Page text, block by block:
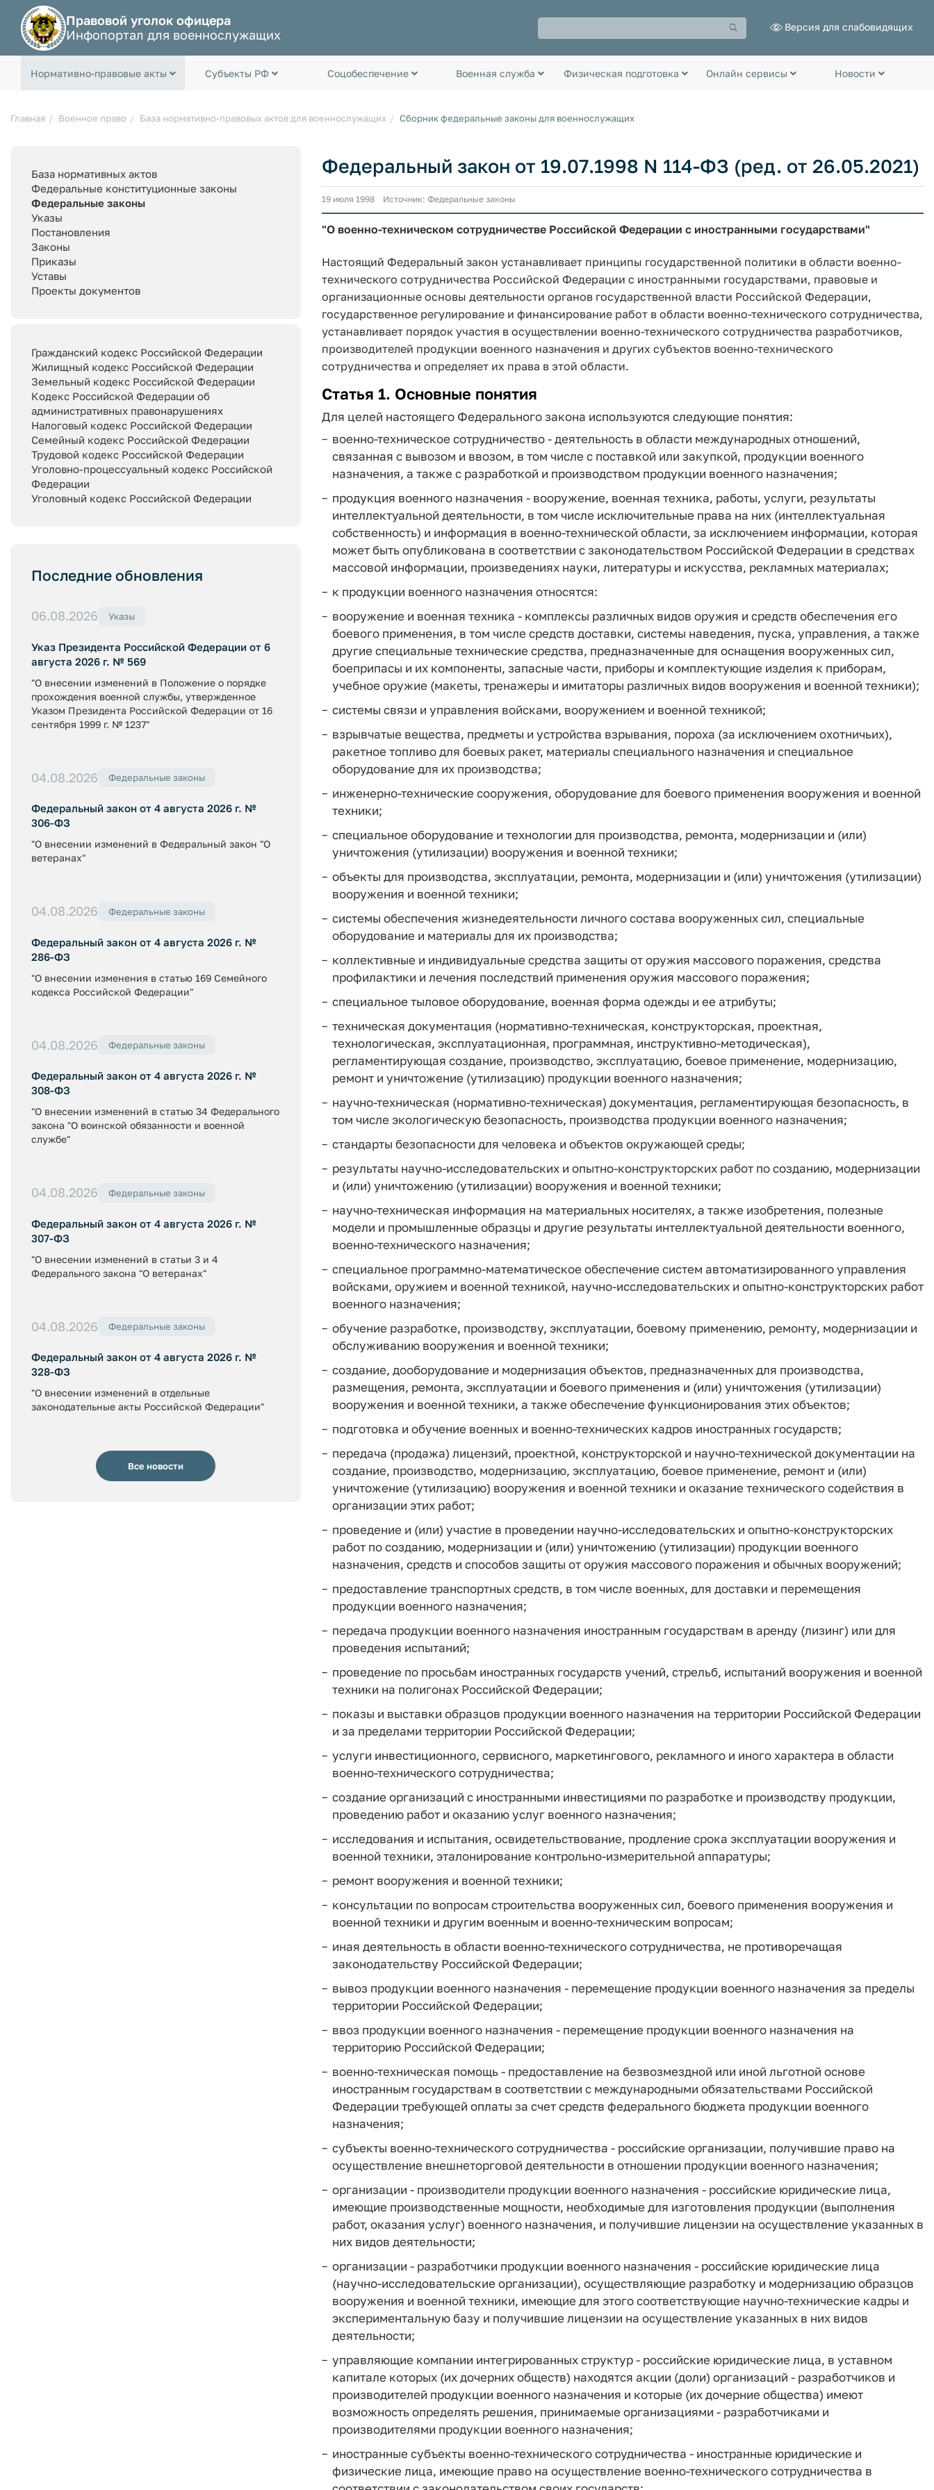
Правовой уголок офицера
Инфопортал для военнослужащих
Версия для слабовидящих
Нормативно-правовые акты Субъекты РФ Соцобеспечение Военная служба Физическая подготовка Онлайн сервисы Новости
Главная Военное право База нормативно-правовых актов для военнослужащих Сборник федеральные законы для военнослужащих
База нормативных актов
Федеральные конституционные законы
Федеральные законы
Указы
Постановления
Законы
Приказы
Уставы
Проекты документов
Гражданский кодекс Российской Федерации
Жилищный кодекс Российской Федерации
Земельный кодекс Российской Федерации
Кодекс Российской Федерации об
административных правонарушениях
Налоговый кодекс Российской Федерации
Семейный кодекс Российской Федерации
Трудовой кодекс Российской Федерации
Уголовно-процессуальный кодекс Российской
Федерации
Уголовный кодекс Российской Федерации
Последние обновления
06.08.2026 Указы
Указ Президента Российской Федерации от 6
августа 2026 г. № 569
"О внесении изменений в Положение о порядке
прохождения военной службы, утвержденное
Указом Президента Российской Федерации от 16
сентября 1999 г. № 1237"
04.08.2026 Федеральные законы
Федеральный закон от 4 августа 2026 г. №
306-ФЗ
"О внесении изменений в Федеральный закон "О
ветеранах"
04.08.2026 Федеральные законы
Федеральный закон от 4 августа 2026 г. №
286-ФЗ
"О внесении изменения в статью 169 Семейного
кодекса Российской Федерации"
04.08.2026 Федеральные законы
Федеральный закон от 4 августа 2026 г. №
308-ФЗ
"О внесении изменений в статью 34 Федерального
закона "О воинской обязанности и военной
службе"
04.08.2026 Федеральные законы
Федеральный закон от 4 августа 2026 г. №
307-ФЗ
"О внесении изменений в статьи 3 и 4
Федерального закона "О ветеранах"
04.08.2026 Федеральные законы
Федеральный закон от 4 августа 2026 г. №
328-ФЗ
"О внесении изменений в отдельные
законодательные акты Российской Федерации"
Все новости
Федеральный закон от 19.07.1998 N 114-ФЗ (ред. от 26.05.2021)
19 июля 1998 Источник: Федеральные законы
"О военно-техническом сотрудничестве Российской Федерации с иностранными государствами"
Настоящий Федеральный закон устанавливает принципы государственной политики в области военно-
технического сотрудничества Российской Федерации с иностранными государствами, правовые и
организационные основы деятельности органов государственной власти Российской Федерации,
государственное регулирование и финансирование работ в области военно-технического сотрудничества,
устанавливает порядок участия в осуществлении военно-технического сотрудничества разработчиков,
производителей продукции военного назначения и других субъектов военно-технического
сотрудничества и определяет их права в этой области.
Статья 1. Основные понятия
Для целей настоящего Федерального закона используются следующие понятия:
военно-техническое сотрудничество - деятельность в области международных отношений,
связанная с вывозом и ввозом, в том числе с поставкой или закупкой, продукции военного
назначения, а также с разработкой и производством продукции военного назначения;
продукция военного назначения - вооружение, военная техника, работы, услуги, результаты
интеллектуальной деятельности, в том числе исключительные права на них (интеллектуальная
собственность) и информация в военно-технической области, за исключением информации, которая
может быть опубликована в соответствии с законодательством Российской Федерации в средствах
массовой информации, произведениях науки, литературы и искусства, рекламных материалах;
к продукции военного назначения относятся:
вооружение и военная техника - комплексы различных видов оружия и средств обеспечения его
боевого применения, в том числе средств доставки, системы наведения, пуска, управления, а также
другие специальные технические средства, предназначенные для оснащения вооруженных сил,
боеприпасы и их компоненты, запасные части, приборы и комплектующие изделия к приборам,
учебное оружие (макеты, тренажеры и имитаторы различных видов вооружения и военной техники);
системы связи и управления войсками, вооружением и военной техникой;
взрывчатые вещества, предметы и устройства взрывания, пороха (за исключением охотничьих),
ракетное топливо для боевых ракет, материалы специального назначения и специальное
оборудование для их производства;
инженерно-технические сооружения, оборудование для боевого применения вооружения и военной
техники;
специальное оборудование и технологии для производства, ремонта, модернизации и (или)
уничтожения (утилизации) вооружения и военной техники;
объекты для производства, эксплуатации, ремонта, модернизации и (или) уничтожения (утилизации)
вооружения и военной техники;
системы обеспечения жизнедеятельности личного состава вооруженных сил, специальные
оборудование и материалы для их производства;
коллективные и индивидуальные средства защиты от оружия массового поражения, средства
профилактики и лечения последствий применения оружия массового поражения;
специальное тыловое оборудование, военная форма одежды и ее атрибуты;
техническая документация (нормативно-техническая, конструкторская, проектная,
технологическая, эксплуатационная, программная, инструктивно-методическая),
регламентирующая создание, производство, эксплуатацию, боевое применение, модернизацию,
ремонт и уничтожение (утилизацию) продукции военного назначения;
научно-техническая (нормативно-техническая) документация, регламентирующая безопасность, в
том числе экологическую безопасность, производства продукции военного назначения;
стандарты безопасности для человека и объектов окружающей среды;
результаты научно-исследовательских и опытно-конструкторских работ по созданию, модернизации
и (или) уничтожению (утилизации) вооружения и военной техники;
научно-техническая информация на материальных носителях, а также изобретения, полезные
модели и промышленные образцы и другие результаты интеллектуальной деятельности военного,
военно-технического назначения;
специальное программно-математическое обеспечение систем автоматизированного управления
войсками, оружием и военной техникой, научно-исследовательских и опытно-конструкторских работ
военного назначения;
обучение разработке, производству, эксплуатации, боевому применению, ремонту, модернизации и
обслуживанию вооружения и военной техники;
создание, дооборудование и модернизация объектов, предназначенных для производства,
размещения, ремонта, эксплуатации и боевого применения и (или) уничтожения (утилизации)
вооружения и военной техники, а также обеспечение функционирования этих объектов;
подготовка и обучение военных и военно-технических кадров иностранных государств;
передача (продажа) лицензий, проектной, конструкторской и научно-технической документации на
создание, производство, модернизацию, эксплуатацию, боевое применение, ремонт и (или)
уничтожение (утилизацию) вооружения и военной техники и оказание технического содействия в
организации этих работ;
проведение и (или) участие в проведении научно-исследовательских и опытно-конструкторских
работ по созданию, модернизации и (или) уничтожению (утилизации) продукции военного
назначения, средств и способов защиты от оружия массового поражения и обычных вооружений;
предоставление транспортных средств, в том числе военных, для доставки и перемещения
продукции военного назначения;
передача продукции военного назначения иностранным государствам в аренду (лизинг) или для
проведения испытаний;
проведение по просьбам иностранных государств учений, стрельб, испытаний вооружения и военной
техники на полигонах Российской Федерации;
показы и выставки образцов продукции военного назначения на территории Российской Федерации
и за пределами территории Российской Федерации;
услуги инвестиционного, сервисного, маркетингового, рекламного и иного характера в области
военно-технического сотрудничества;
создание организаций с иностранными инвестициями по разработке и производству продукции,
проведению работ и оказанию услуг военного назначения;
исследования и испытания, освидетельствование, продление срока эксплуатации вооружения и
военной техники, эталонирование контрольно-измерительной аппаратуры;
ремонт вооружения и военной техники;
консультации по вопросам строительства вооруженных сил, боевого применения вооружения и
военной техники и другим военным и военно-техническим вопросам;
иная деятельность в области военно-технического сотрудничества, не противоречащая
законодательству Российской Федерации;
вывоз продукции военного назначения - перемещение продукции военного назначения за пределы
территории Российской Федерации;
ввоз продукции военного назначения - перемещение продукции военного назначения на
территорию Российской Федерации;
военно-техническая помощь - предоставление на безвозмездной или иной льготной основе
иностранным государствам в соответствии с международными обязательствами Российской
Федерации требующей оплаты за счет средств федерального бюджета продукции военного
назначения;
субъекты военно-технического сотрудничества - российские организации, получившие право на
осуществление внешнеторговой деятельности в отношении продукции военного назначения;
организации - производители продукции военного назначения - российские юридические лица,
имеющие производственные мощности, необходимые для изготовления продукции (выполнения
работ, оказания услуг) военного назначения, и получившие лицензии на осуществление указанных в
них видов деятельности;
организации - разработчики продукции военного назначения - российские юридические лица
(научно-исследовательские организации), осуществляющие разработку и модернизацию образцов
вооружения и военной техники, имеющие для этого соответствующие научно-технические кадры и
экспериментальную базу и получившие лицензии на осуществление указанных в них видов
деятельности;
управляющие компании интегрированных структур - российские юридические лица, в уставном
капитале которых (их дочерних обществ) находятся акции (доли) организаций - разработчиков и
производителей продукции военного назначения и которые (их дочерние общества) имеют
возможность определять решения, принимаемые организациями - разработчиками и
производителями продукции военного назначения;
иностранные субъекты военно-технического сотрудничества - иностранные юридические и
физические лица, имеющие право на осуществление военно-технического сотрудничества в